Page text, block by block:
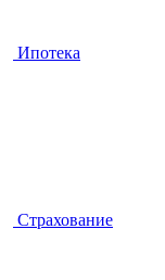
Ипотека
Страхование